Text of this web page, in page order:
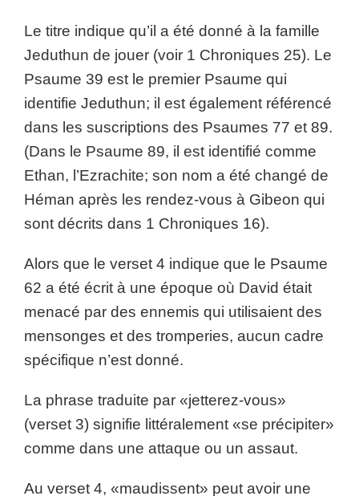
Le titre indique qu’il a été donné à la famille
Jeduthun de jouer (voir 1 Chroniques 25). Le
Psaume 39 est le premier Psaume qui
identifie Jeduthun; il est également référencé
dans les suscriptions des Psaumes 77 et 89.
(Dans le Psaume 89, il est identifié comme
Ethan, l’Ezrachite; son nom a été changé de
Héman après les rendez-vous à Gibeon qui
sont décrits dans 1 Chroniques 16).
Alors que le verset 4 indique que le Psaume
62 a été écrit à une époque où David était
menacé par des ennemis qui utilisaient des
mensonges et des tromperies, aucun cadre
spécifique n’est donné.
La phrase traduite par «jetterez-vous»
(verset 3) signifie littéralement «se précipiter»
comme dans une attaque ou un assaut.
Au verset 4, «maudissent» peut avoir une